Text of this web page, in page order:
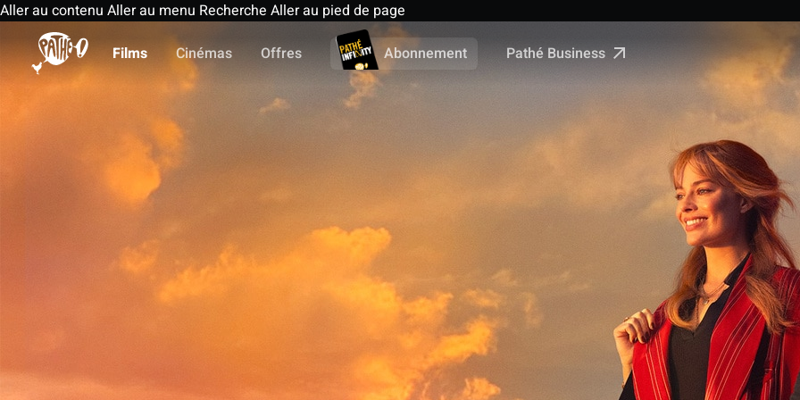
Aller au contenu Aller au menu Recherche Aller au pied de page
Films
Cinémas Offres Abonnement Pathé Business